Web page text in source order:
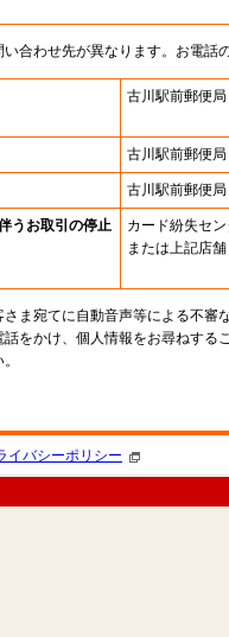
合わせ先が異なります。お電話
古川駅前郵便局
古川駅前郵便局
古川駅前郵便局
うお取引の停止
カード紛失セ
または上記店舗
ま宛てに自動音声等による不審
をかけ、個人情報をお尋ねする
イバシーポリシー